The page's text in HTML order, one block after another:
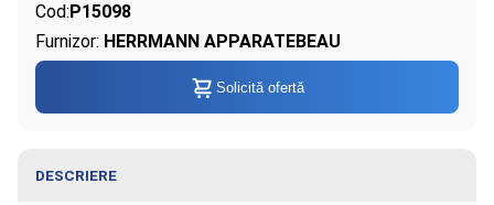
DESCRIERE
Cod:P15098
Furnizor: HERRMANN APPARATEBEAU
Solicită ofertă